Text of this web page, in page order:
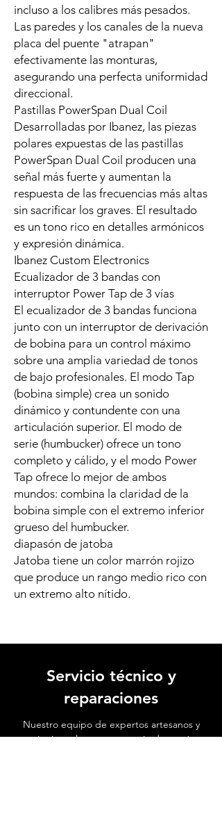
incluso a los calibres más pesados.
Las paredes y los canales de la nueva
placa del puente "atrapan"
efectivamente las monturas,
asegurando una perfecta uniformidad
direccional.
Pastillas PowerSpan Dual Coil
Desarrolladas por Ibanez, las piezas
polares expuestas de las pastillas
PowerSpan Dual Coil producen una
señal más fuerte y aumentan la
respuesta de las frecuencias más altas
sin sacrificar los graves. El resultado
es un tono rico en detalles armónicos
y expresión dinámica.
Ibanez Custom Electronics
Ecualizador de 3 bandas con
interruptor Power Tap de 3 vías
El ecualizador de 3 bandas funciona
junto con un interruptor de derivación
de bobina para un control máximo
sobre una amplia variedad de tonos
de bajo profesionales. El modo Tap
(bobina simple) crea un sonido
dinámico y contundente con una
articulación superior. El modo de
serie (humbucker) ofrece un tono
completo y cálido, y el modo Power
Tap ofrece lo mejor de ambos
mundos: combina la claridad de la
bobina simple con el extremo inferior
grueso del humbucker.
diapasón de jatoba
Jatoba tiene un color marrón rojizo
que produce un rango medio rico con
un extremo alto nítido.
Servicio técnico y
reparaciones
Nuestro equipo de expertos artesanos y
técnicos altamente capacitados está